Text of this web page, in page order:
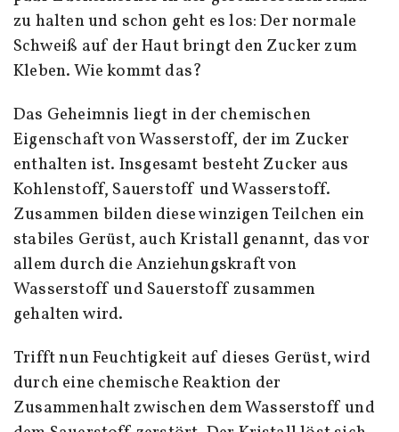
zu halten und schon geht es los: Der normale
Schweiß auf der Haut bringt den Zucker zum
Kleben. Wie kommt das?
Das Geheimnis liegt in der chemischen
Eigenschaft von Wasserstoff, der im Zucker
enthalten ist. Insgesamt besteht Zucker aus
Kohlenstoff, Sauerstoff und Wasserstoff.
Zusammen bilden diese winzigen Teilchen ein
stabiles Gerüst, auch Kristall genannt, das vor
allem durch die Anziehungskraft von
Wasserstoff und Sauerstoff zusammen
gehalten wird.
Trifft nun Feuchtigkeit auf dieses Gerüst, wird
durch eine chemische Reaktion der
Zusammenhalt zwischen dem Wasserstoff und